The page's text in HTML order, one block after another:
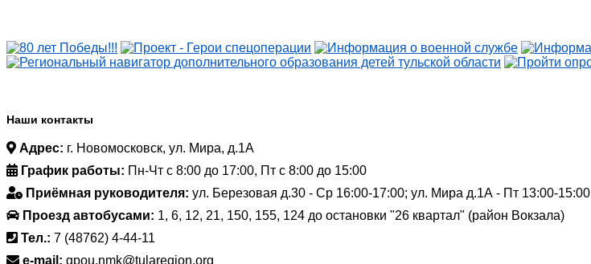
Наши контакты
Адрес: г. Новомосковск, ул. Мира, д.1А
График работы: Пн-Чт с 8:00 до 17:00, Пт с 8:00 до 15:00
Приёмная руководителя: ул. Березовая д.30 - Ср 16:00-17:00; ул. Мира д.1А - Пт 13:00-15:00
Проезд автобусами: 1, 6, 12, 21, 150, 155, 124 до остановки "26 квартал" (район Вокзала)
Тел.: 7 (48762) 4-44-11
e-mail: gpou.nmk@tularegion.org